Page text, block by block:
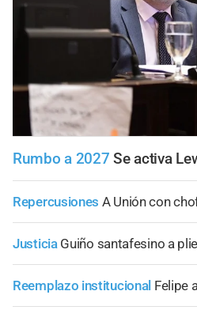
Rumbo a 2027 Se activa
Repercusiones A Unión con
Justicia Guiño santafesino a
Reemplazo institucional Felipe